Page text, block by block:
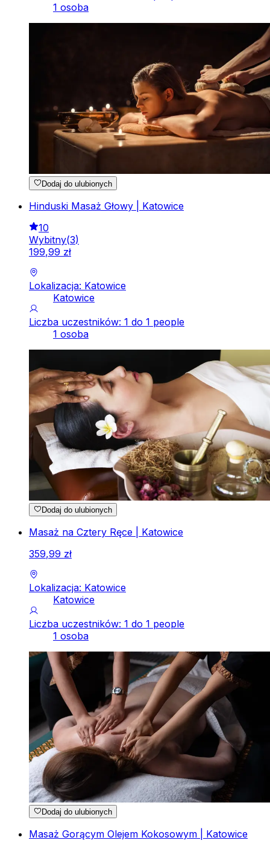
1 osoba
Dodaj do ulubionych
Hinduski Masaż Głowy | Katowice
10
Wybitny(3)
199,99 zł
Lokalizacja: Katowice
Katowice
Liczba uczestników: 1 do 1 people
1 osoba
Dodaj do ulubionych
Masaż na Cztery Ręce | Katowice
359,99 zł
Lokalizacja: Katowice
Katowice
Liczba uczestników: 1 do 1 people
1 osoba
Dodaj do ulubionych
Masaż Gorącym Olejem Kokosowym | Katowice